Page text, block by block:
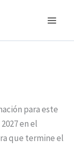
para este
en el
que termine el